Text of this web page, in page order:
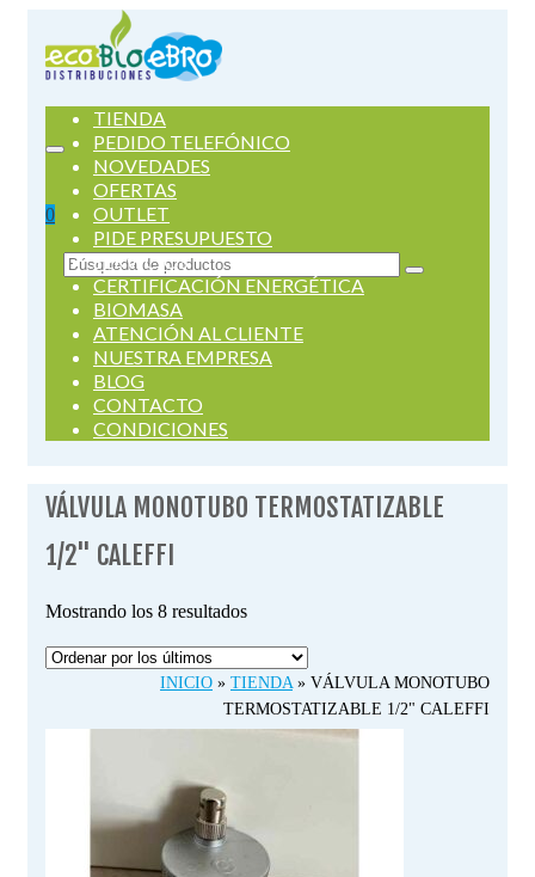
0
Buscar
por:
TIENDA
PEDIDO TELEFÓNICO
NOVEDADES
OFERTAS
OUTLET
PIDE PRESUPUESTO
SERVICIOS
CERTIFICACIÓN ENERGÉTICA
BIOMASA
ATENCIÓN AL CLIENTE
NUESTRA EMPRESA
BLOG
CONTACTO
CONDICIONES
VÁLVULA MONOTUBO TERMOSTATIZABLE
1/2" CALEFFI
Mostrando los 8 resultadosOrdenado
últimos
INICIO » TIENDA » VÁLVULA MONOTUBO
TERMOSTATIZABLE 1/2" CALEFFI